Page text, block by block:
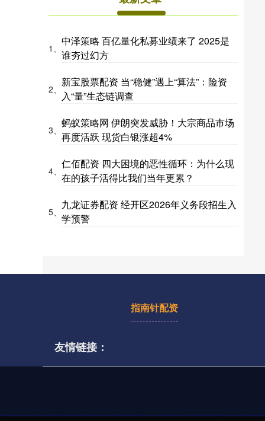
1、
中泽策略 百亿量化私募业绩来了 2025是
谁夯过幻方
2、
新宝股票配资 当“稳健”遇上“算法”：险资
入“量”生态链调查
3、
蚂蚁策略网 伊朗突发威胁！大宗商品市场
再度活跃 现货白银涨超4%
4、
仁佰配资 四大困境的恶性循环：为什么现
在的孩子活得比我们当年更累？
5、
九龙证券配资 经开区2026年义务段招生入
学预警
指南针配资
友情链接：